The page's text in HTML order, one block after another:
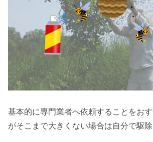
基本的に専門業者へ依頼することをお
がそこまで大きくない場合は自分で駆除